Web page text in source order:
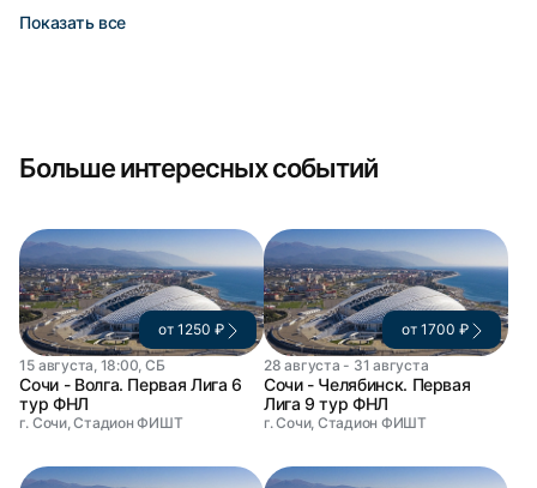
Показать все
Больше интересных событий
от 1250 ₽
15 августа, 18:00, СБ
Сочи - Волга. Первая Лига 6
тур ФНЛ
г. Сочи, Стадион ФИШТ
от 1700 ₽
28 августа - 31 августа
Сочи - Челябинск. Первая
Лига 9 тур ФНЛ
г. Сочи, Стадион ФИШТ